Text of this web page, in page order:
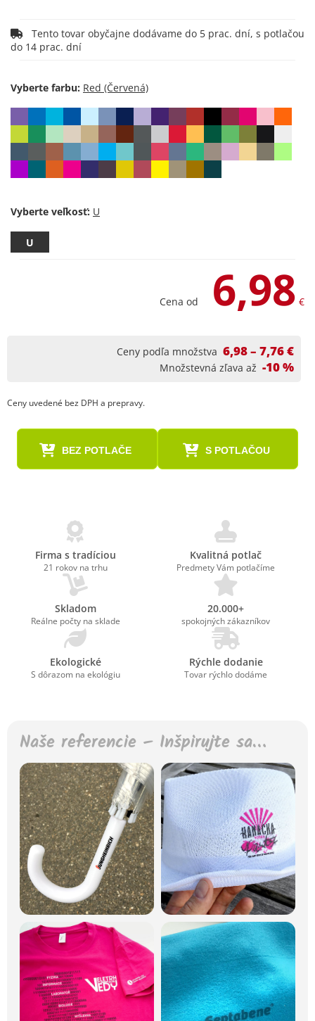
do 14 prac. dní
Vyberte farbu:
Vyberte veľkosť:
U
Cena od 6,98 €
Ceny podľa množstva 6,98 – 7,76 €
Množstevná zľava až -10 %
Ceny uvedené bez DPH a prepravy.
BEZ POTLAČE S POTLAČOU
Firma s tradíciou
21 rokov na trhu
Kvalitná potlač
Predmety Vám potlačíme
Skladom
Reálne počty na sklade
20.000+
spokojných zákazníkov
Ekologické
S dôrazom na ekológiu
Rýchle dodanie
Tovar rýchlo dodáme
Naše referencie – Inšpirujte sa…